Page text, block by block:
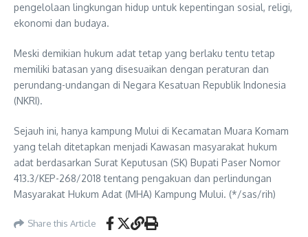
pengelolaan lingkungan hidup untuk kepentingan sosial, religi,
ekonomi dan budaya.
Meski demikian hukum adat tetap yang berlaku tentu tetap
memiliki batasan yang disesuaikan dengan peraturan dan
perundang-undangan di Negara Kesatuan Republik Indonesia
(NKRI).
Sejauh ini, hanya kampung Mului di Kecamatan Muara Komam
yang telah ditetapkan menjadi Kawasan masyarakat hukum
adat berdasarkan Surat Keputusan (SK) Bupati Paser Nomor
413.3/KEP-268/2018 tentang pengakuan dan perlindungan
Masyarakat Hukum Adat (MHA) Kampung Mului. (*/sas/rih)
Share this Article